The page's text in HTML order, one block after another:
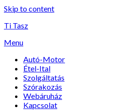
Skip to content
Ti Tasz
Menu
Autó-Motor
Étel-Ital
Szolgáltatás
Szórakozás
Webáruház
Kapcsolat